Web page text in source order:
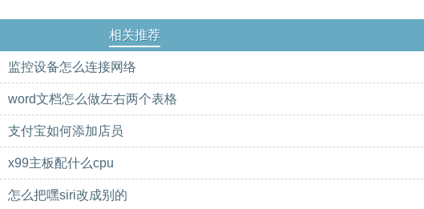
相关推荐
监控设备怎么连接网络
word文档怎么做左右两个表格
支付宝如何添加店员
x99主板配什么cpu
怎么把嘿siri改成别的